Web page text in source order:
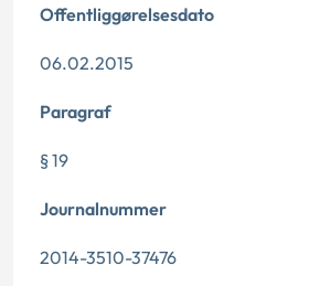
Offentliggørelsesdato
06.02.2015
Paragraf
§ 19
Journalnummer
2014-3510-37476